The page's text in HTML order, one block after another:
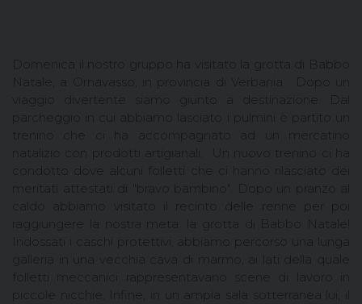
Domenica il nostro gruppo ha visitato la grotta di Babbo
Natale, a Ornavasso, in provincia di Verbania. Dopo un
viaggio divertente siamo giunto a destinazione. Dal
parcheggio in cui abbiamo lasciato i pulmini è partito un
trenino che ci ha accompagnato ad un mercatino
natalizio con prodotti artigianali. Un nuovo trenino ci ha
condotto dove alcuni folletti che ci hanno rilasciato dei
meritati attestati di "bravo bambino". Dopo un pranzo al
caldo abbiamo visitato il recinto delle renne per poi
raggiungere la nostra meta: la grotta di Babbo Natale!
Indossati i caschi protettivi, abbiamo percorso una lunga
galleria in una vecchia cava di marmo, ai lati della quale
folletti meccanici rappresentavano scene di lavoro in
piccole nicchie. Infine, in un ampia sala sotterranea lui, il